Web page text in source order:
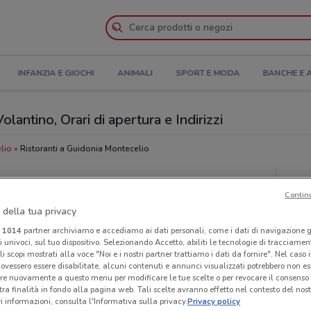
INFANZIA E GIOCHI ANIMALI SPORT E MODA BANCHE E
Orari di apertura e Indirizzi
Ristoranti a Guidonia Montecelio
della tua privacy
1014partner archiviamo e accediamo ai dati personali, come i dati di navigazione
sul tuo dispositivo. Selezionando Accetto, abiliti le tecnologie di
scopi mostrati alla voce "Noi e i nostri partner trattiamo i dati da fornire". Nel caso
essere disabilitate, alcuni contenuti e annunci visualizzati potrebbero non
nuovamente a questo menu per modificare le tue scelte o per revocare il
finalità in fondo alla pagina web. Tali scelte avranno effetto nel contesto del
informazioni, consulta l'Informativa sulla privacy.Privacy policy